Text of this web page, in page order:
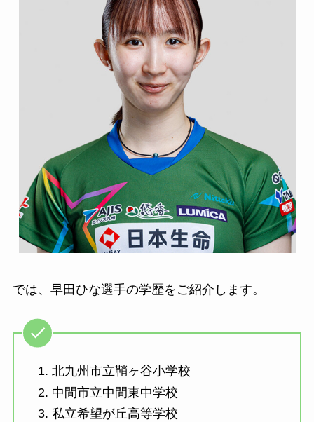
では、早田ひな選手の学歴をご紹介します。
北九州市立鞘ヶ谷小学校
中間市立中間東中学校
私立希望が丘高等学校